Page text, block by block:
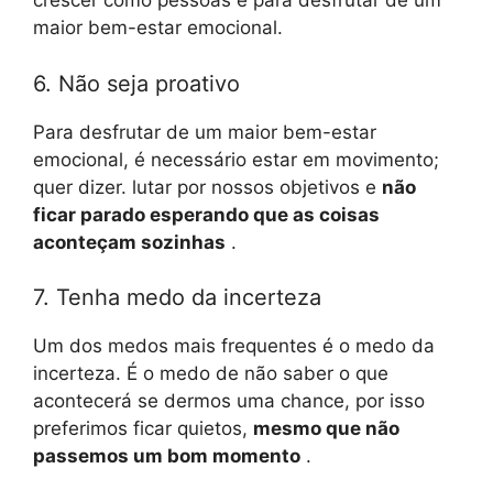
maior bem-estar emocional.
6. Não seja proativo
Para desfrutar de um maior bem-estar
emocional, é necessário estar em movimento;
quer dizer. lutar por nossos objetivos e não
ficar parado esperando que as coisas
aconteçam sozinhas .
7. Tenha medo da incerteza
Um dos medos mais frequentes é o medo da
incerteza. É o medo de não saber o que
acontecerá se dermos uma chance, por isso
preferimos ficar quietos, mesmo que não
passemos um bom momento .